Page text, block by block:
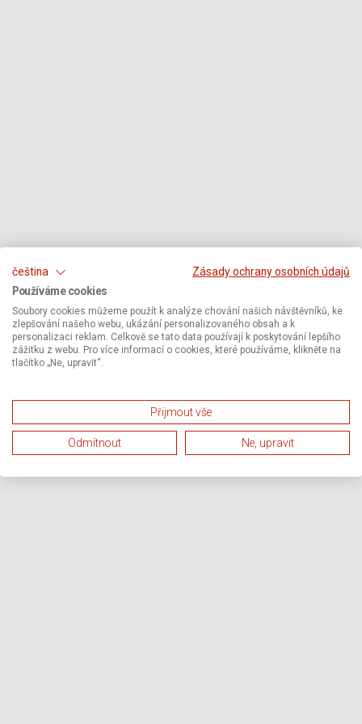
čeština
Zásady ochrany osobních údajů
Používáme cookies
Soubory cookies můžeme použít k analýze chování našich návštěvníků, ke
zlepšování našeho webu, ukázání personalizovaného obsah a k
personalizaci reklam. Celkově se tato data používají k poskytování lepšího
zážitku z webu. Pro více informací o cookies, které používáme, klikněte na
tlačítko „Ne, upravit“.
Přijmout vše
Odmítnout Ne, upravit